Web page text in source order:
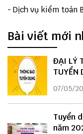
- Dịch vụ kiểm toán
Bài viết mới
ĐẠI LÝ
TUYỂN
07/05/
Tuyển
năm